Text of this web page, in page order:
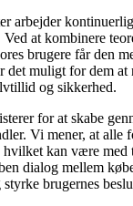
arbejder
Ved at kombinere
brugere får den
det muligt for dem at
og sikkerhed.
for at skabe
Vi mener, at alle
kan være med
dialog mellem
brugernes